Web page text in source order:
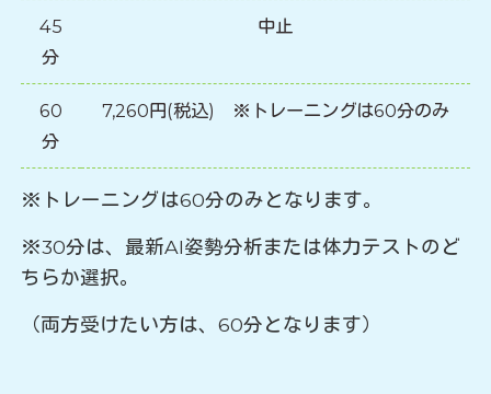
45
分
中止
60
分
7,260円(税込) ※トレーニングは60分のみ
※トレーニングは60分のみとなります。
※30分は、最新AI姿勢分析または体力テストのど
ちらか選択。
（両方受けたい方は、60分となります）